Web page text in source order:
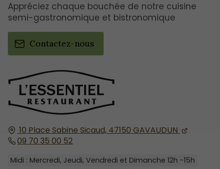
10 Place Sabine Sicaud, 47150 GAVAUDUN
09 70 35 00 52
Midi : Mercredi, Jeudi, Vendredi et Dimanche 12h -15h
Appréciez chaque bouchée de notre cuisine
semi-gastronomique et bistronomique
Contactez-nous